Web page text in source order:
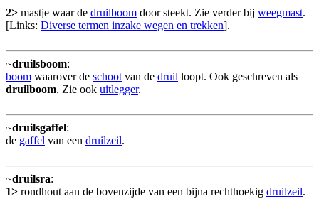
2> mastje waar de druilboom door steekt. Zie verder bij weegmast.
[Links: Diverse termen inzake wegen en trekken].
~druilsboom:
boom waarover de schoot van de druil loopt. Ook geschreven als
druilboom. Zie ook uitlegger.
~druilsgaffel:
de gaffel van een druilzeil.
~druilsra:
1> rondhout aan de bovenzijde van een bijna rechthoekig druilzeil.